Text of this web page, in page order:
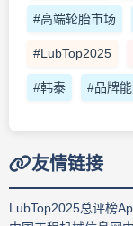
#高端轮胎市场
#LubTop2025
#韩泰 #品牌
友情链接
LubTop2025总评榜